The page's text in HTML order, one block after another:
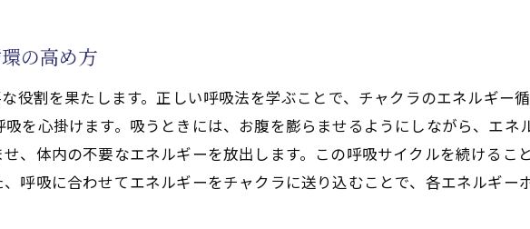
)を通じたエネルギーの集中法
の効果的なセッション
環境づくり
役立つ気功(天啓気功治療や療法)の技法
活用して肉体と精神のバランスを整える方法
の高め方
役割を果たします。正しい呼吸法を学ぶことで、チャクラのエネルギー循
を心掛けます。吸うときには、お腹を膨らませるようにしながら、エネ
、体内の不要なエネルギーを放出します。この呼吸サイクルを続けるこ
呼吸に合わせてエネルギーをチャクラに送り込むことで、各エネルギー